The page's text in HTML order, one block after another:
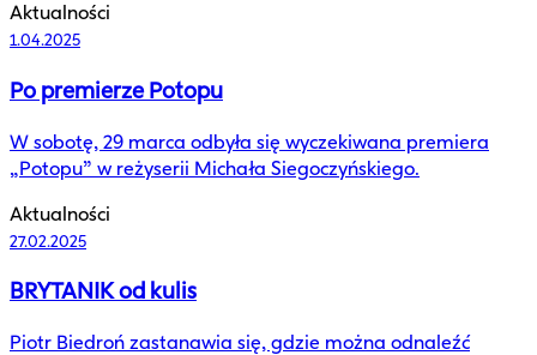
Aktualności
1.04.2025
Po premierze Potopu
W sobotę, 29 marca odbyła się wyczekiwana premiera
„Potopu” w reżyserii Michała Siegoczyńskiego.
Aktualności
27.02.2025
BRYTANIK od kulis
Piotr Biedroń zastanawia się, gdzie można odnaleźć